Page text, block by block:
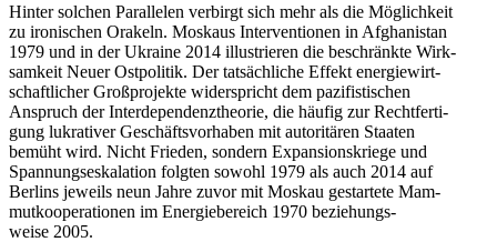
Hinter solchen Par­al­le­len ver­birgt sich mehr als die Mög­lich­keit
zu iro­ni­schen Orakeln. Moskaus Inter­ven­tio­nen in Afgha­ni­stan
1979 und in der Ukraine 2014 illus­trie­ren die beschränkte Wirk­
sam­keit Neuer Ost­po­li­tik. Der tat­säch­li­che Effekt ener­gie­wirt­
schaft­li­cher Groß­pro­jekte wider­spricht dem pazi­fis­ti­schen
Anspruch der Inter­de­pen­denz­theo­rie, die häufig zur Recht­fer­ti­
gung lukra­ti­ver Geschäfts­vor­ha­ben mit auto­ri­tä­ren Staaten
bemüht wird. Nicht Frieden, sondern Expan­si­ons­kriege und
Span­nungs­es­ka­la­tion folgten sowohl 1979 als auch 2014 auf
Berlins jeweils neun Jahre zuvor mit Moskau gestar­tete Mam­
mut­ko­ope­ra­tio­nen im Ener­gie­be­reich 1970 bezie­hungs­
weise 2005.